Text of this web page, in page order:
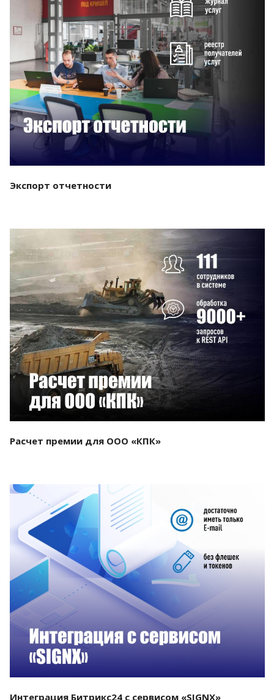
Смотреть проект
Экспорт отчетности
Смотреть проект
Расчет премии для ООО «КПК»
Смотреть проект
Интеграция Битрикс24 с сервисом «SIGNX»